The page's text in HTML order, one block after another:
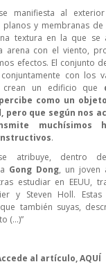
manifiesta al
planos y membranas
textura en la que se
arena con el viento,
efectos. El conjunto
con los
crean un edificio que
como un
pero que según nos
muchísimos
.
atribuye, dentro
Gong Dong, un joven
estudiar en EEUU,
y Steven Holl. Estas
también suyas,
(…)”
al artículo,AQUÍ